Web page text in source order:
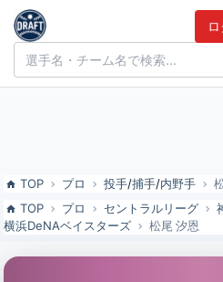
松尾 汐恩（横浜DeNAベイスターズ
候補とみんなの評価
ドラフト候補とみんなの評価
TOP プロ 投手/捕手/内野手
TOP
プロ セントラルリーグ
横浜DeNAベイスターズ
松尾 汐恩